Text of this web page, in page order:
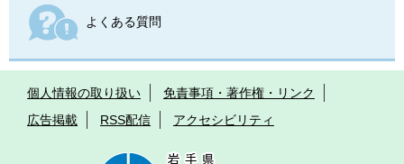
よくある質問
個人情報の取り扱い
免責事項・著作権・リンク
広告掲載
RSS配信 アクセシビリティ